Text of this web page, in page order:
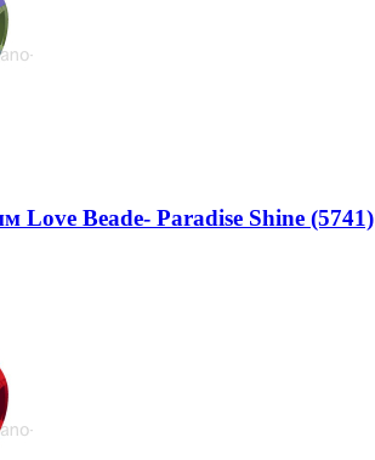
Love Beade- Paradise Shine (5741)